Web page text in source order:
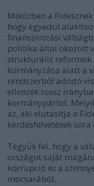
Miközben a
hogy egyedül
finanszírozási
politika által okozott
strukturális reformok
kormányzása alatt a
rendszerből adódó
ellenzék rossz
kormánypártot.
az, aki elutasítja a
kérdésfelvetések
Tegyük fel, hogy a
országot saját
korrupció és a
mocsarából.